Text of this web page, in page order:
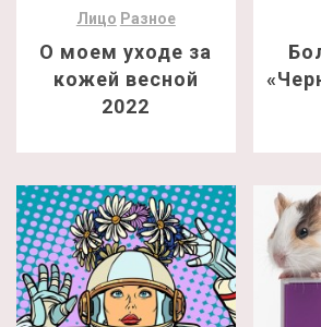
Лицо Разное
О моем уходе за
кожей весной
2022